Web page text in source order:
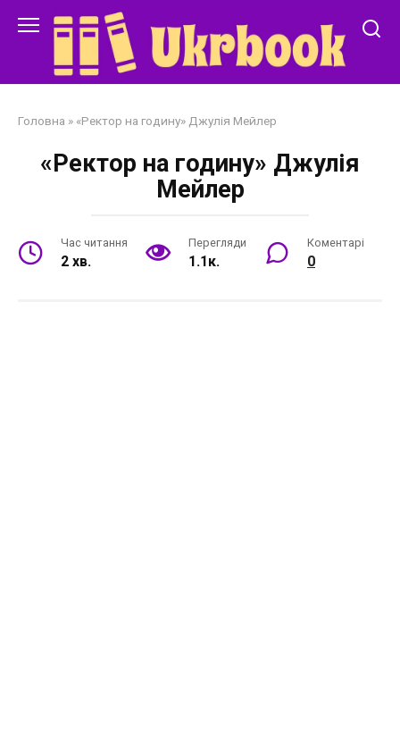
Головна » «Ректор на годину» Джулія Мейлер
«Ректор на годину» Джулія
Мейлер
Час читання
2 хв.
Перегляди
1.1к.
Коментарі
0